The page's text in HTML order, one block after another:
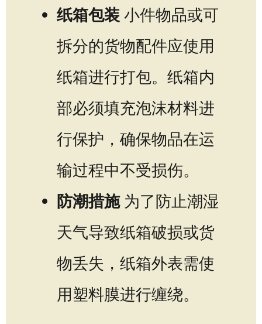
纸箱包装 小件物品或可
拆分的货物配件应使用
纸箱进行打包。纸箱内
部必须填充泡沫材料进
行保护，确保物品在运
输过程中不受损伤。
防潮措施 为了防止潮湿
天气导致纸箱破损或货
物丢失，纸箱外表需使
用塑料膜进行缠绕。